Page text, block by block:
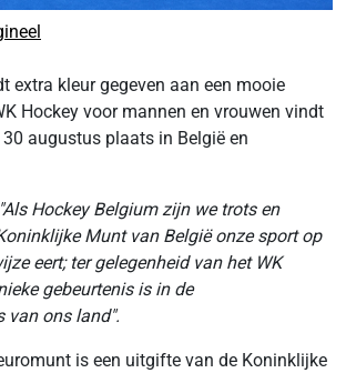
extra kleur gegeven aan een mooie
Hockey voor mannen en vrouwen vindt
augustus plaats in België en
"Als Hockey Belgium zijn we trots en
Munt van België onze sport op
eert; ter gelegenheid van het WK
gebeurtenis is in de
van ons land".
is een uitgifte van de Koninklijke